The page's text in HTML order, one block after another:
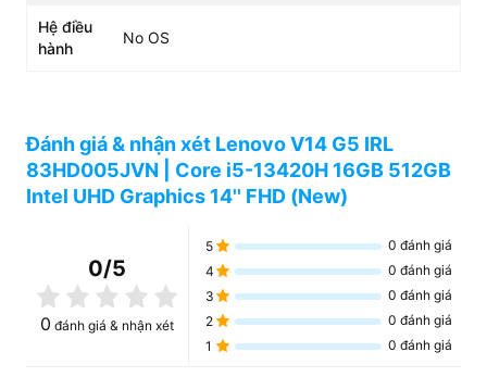
Hiển thị sắc nét với màn hình 14" Full HD
Hệ điều
hành
No OS
Đánh giá & nhận xét Lenovo V14 G5 IRL
83HD005JVN | Core i5-13420H 16GB 512GB
Intel UHD Graphics 14'' FHD (New)
0/5
0 đánh giá & nhận xét
5 0 đánh giá
4
0 đánh giá
3
0 đánh giá
2
0 đánh giá
1
0 đánh giá